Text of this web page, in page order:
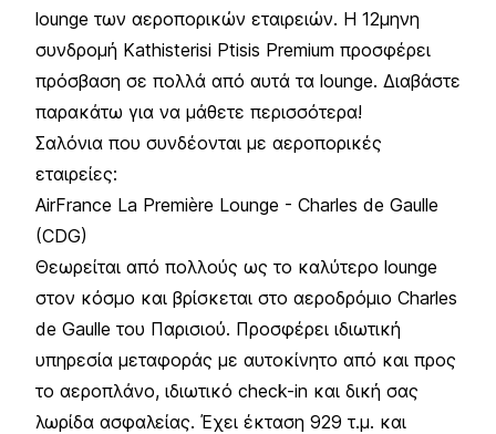
lounge των αεροπορικών εταιρειών. Η 12μηνη
συνδρομή Kathisterisi Ptisis Premium προσφέρει
πρόσβαση σε πολλά από αυτά τα lounge. Διαβάστε
παρακάτω για να μάθετε περισσότερα!
Σαλόνια που συνδέονται με αεροπορικές
εταιρείες:
AirFrance La Première Lounge - Charles de Gaulle
(CDG)
Θεωρείται από πολλούς ως το καλύτερο lounge
στον κόσμο και βρίσκεται στο αεροδρόμιο Charles
de Gaulle του Παρισιού. Προσφέρει ιδιωτική
υπηρεσία μεταφοράς με αυτοκίνητο από και προς
το αεροπλάνο, ιδιωτικό check-in και δική σας
λωρίδα ασφαλείας. Έχει έκταση 929 τ.μ. και